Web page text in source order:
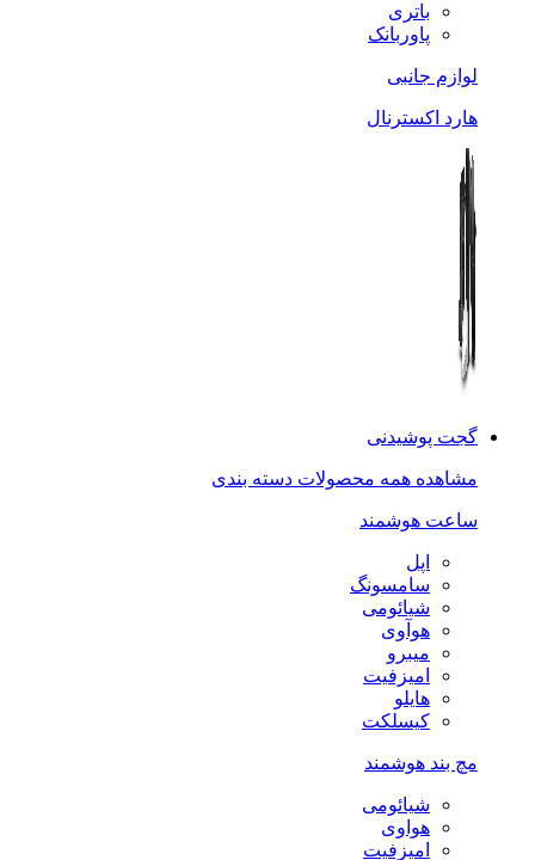
باتری
پاوربانک
لوازم جانبی
هارد اکسترنال
گجت پوشیدنی
مشاهده همه محصولات دسته بندی
ساعت هوشمند
اپل
سامسونگ
شیائومی
هوآوی
میبرو
امیزفیت
هایلو
کیسلکت
مچ بند هوشمند
شیائومی
هواوی
امیزفیت